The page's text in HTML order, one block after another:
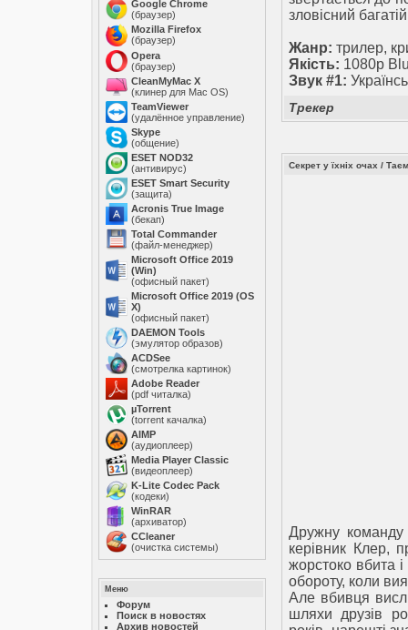
Google Chrome
(браузер)
Mozilla Firefox
(браузер)
Opera
(браузер)
CleanMyMac X
(клинер для Mac OS)
TeamViewer
(удалённое управление)
Skype
(общение)
ESET NOD32
(антивирус)
ESET Smart Security
(защита)
Acronis True Image
(бекап)
Total Commander
(файл-менеджер)
Microsoft Office 2019
(Win)
(офисный пакет)
Microsoft Office 2019 (OS
X)
(офисный пакет)
DAEMON Tools
(эмулятор образов)
ACDSee
(смотрелка картинок)
Adobe Reader
(pdf читалка)
µTorrent
(torrent качалка)
AIMP
(аудиоплеер)
Media Player Classic
(видеоплеер)
K-Lite Codec Pack
(кодеки)
WinRAR
(архиватор)
ССleaner
(очистка системы)
Меню
Форум
Поиск в новостях
Архив новостей
зловісний
Жанр: трилер,
Якість: 1080p
Звук #1:
Трекер
Секрет у їхніх очах /
Дружну команду
керівник Клер,
жорстоко вбита
обороту, коли
Але вбивця
шляхи друзів